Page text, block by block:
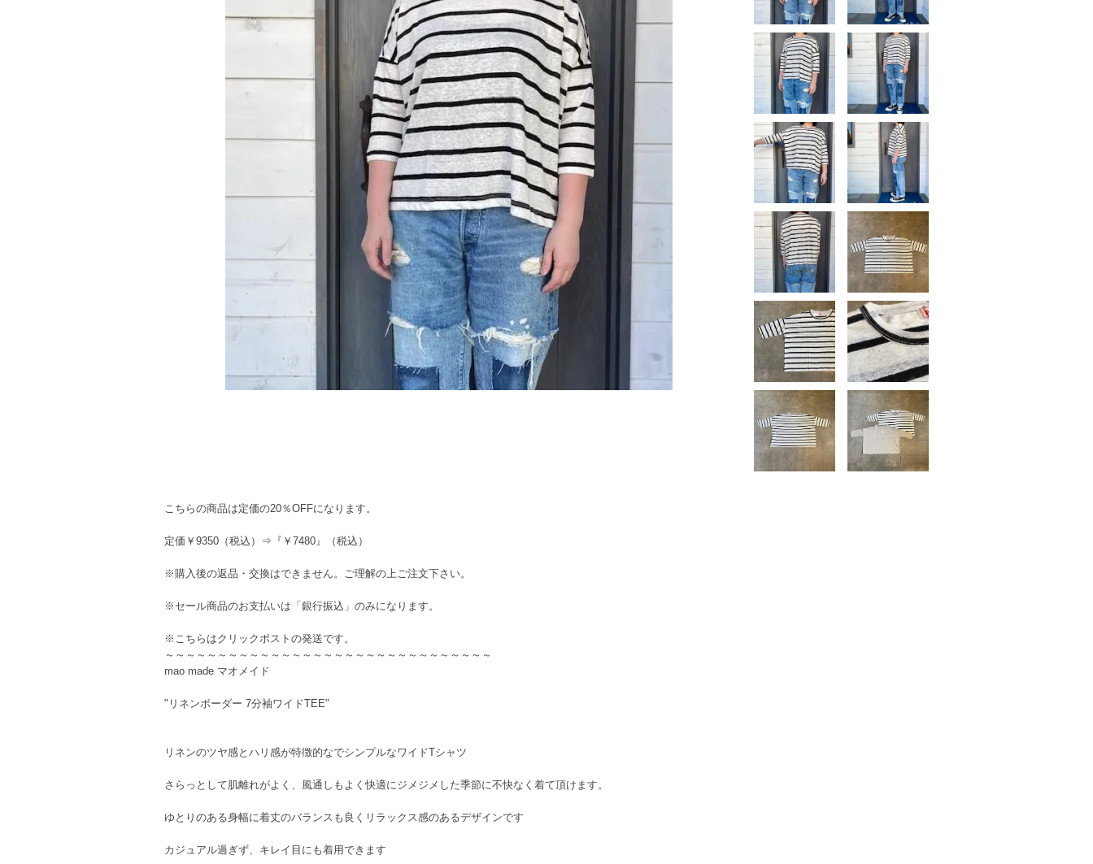
こちらの商品は定価の20％OFFになります。
定価￥9350（税込）⇒『￥7480』（税込）
※購入後の返品・交換はできません。ご理解の上ご注文下さい。
※セール商品のお支払いは「銀行振込」のみになります。
※こちらはクリックポストの発送です。
～～～～～～～～～～～～～～～～～～～～～～～～～～～～～～～
mao made マオメイド
"リネンボーダー 7分袖ワイドTEE"
リネンのツヤ感とハリ感が特徴的なでシンプルなワイドTシャツ
さらっとして肌離れがよく、風通しもよく快適にジメジメした季節に不快なく着て頂けます。
ゆとりのある身幅に着丈のバランスも良くリラックス感のあるデザインです
カジュアル過ぎず、キレイ目にも着用できます